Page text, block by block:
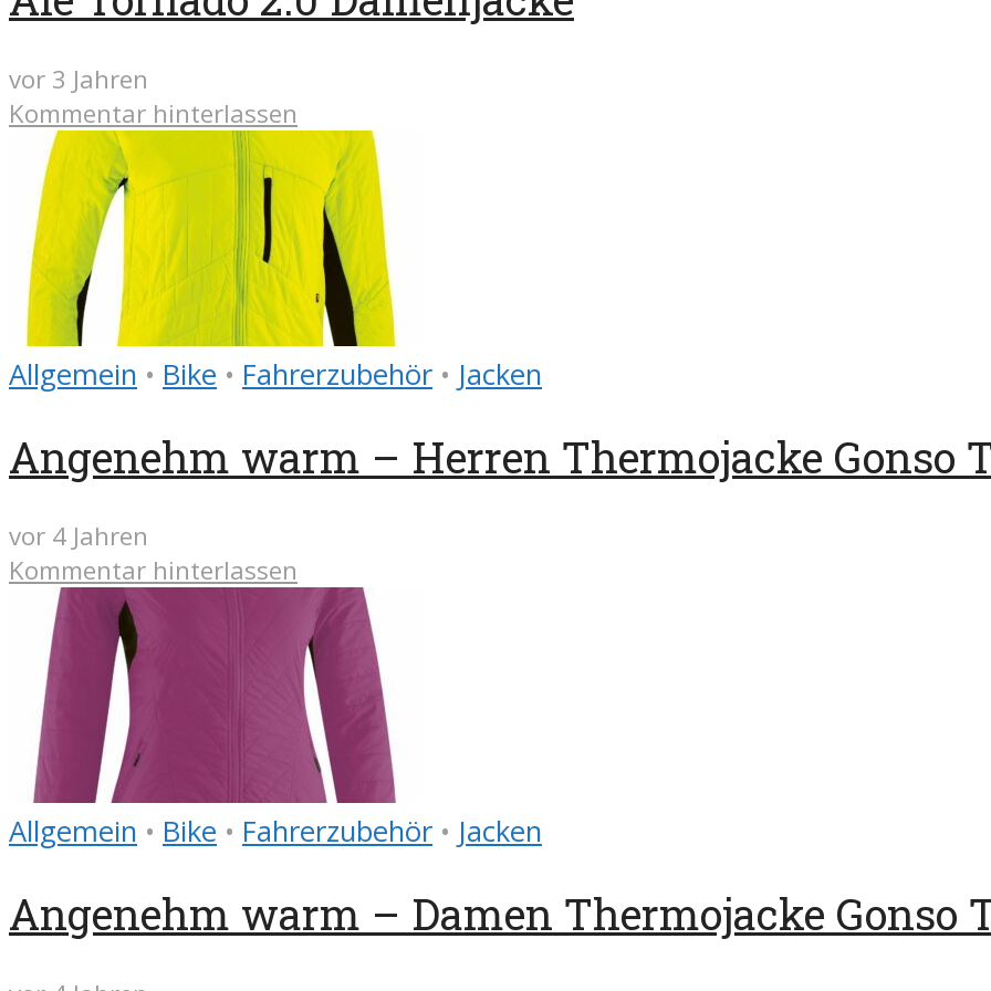
vor 3 Jahren
Kommentar hinterlassen
Allgemein • Bike • Fahrerzubehör • Jacken
Angenehm warm – Herren Thermojacke Gonso
vor 4 Jahren
Kommentar hinterlassen
Allgemein • Bike • Fahrerzubehör • Jacken
Angenehm warm – Damen Thermojacke Gonso